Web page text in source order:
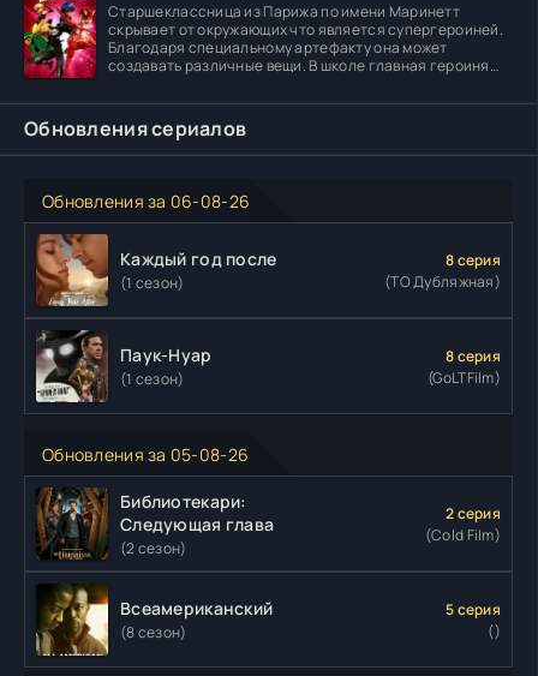
Старшеклассница из Парижа по имени Маринетт
скрывает от окружающих что является супергероиней.
Благодаря специальному артефакту она может
создавать различные вещи. В школе главная героиня
Обновления сериалов
Обновления за 06-08-26
Каждый год после
(1 сезон)
8 серия
(ТО Дубляжная)
Паук-Нуар
(1 сезон)
8 серия
(GoLTFilm)
Обновления за 05-08-26
Библиотекари:
Следующая глава
(2 сезон)
2 серия
(Cold Film)
Всеамериканский
(8 сезон)
5 серия
()